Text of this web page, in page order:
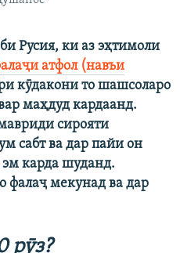
Русия, ки аз эҳтимоли
атфол (навъи
кӯдакони то шашсоларо
маҳдуд кардаанд.
сирояти
сабт ва дар пайи он
карда шуданд.
фалаҷ мекунад ва дар
рӯз?